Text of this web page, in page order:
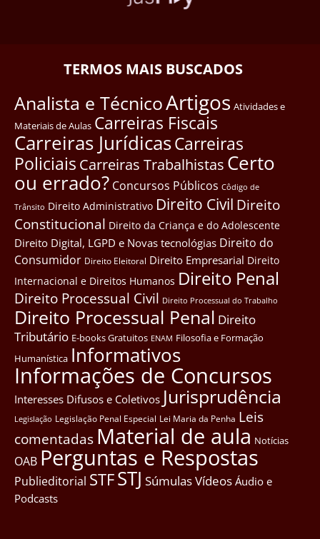
TERMOS MAIS BUSCADOS
Analista e TécnicoArtigos Atividades e
Materiais de Aulas Carreiras Fiscais
Carreiras JurídicasCarreiras
Policiais Carreiras Trabalhistas Certo
ou errado? Concursos Públicos Côdigo de
Trânsito Direito Administrativo Direito Civil Direito
Constitucional Direito da Criança e do Adolescente
Direito Digital, LGPD e Novas tecnológias Direito do
Consumidor Direito Eleitoral Direito Empresarial Direito
Internacional e Direitos Humanos Direito Penal
Direito Processual Civil Direito Processual do Trabalho
Direito Processual Penal Direito
Tributário E-books Gratuitos ENAM Filosofia e Formação
Humanística Informativos
Informações de Concursos
Interesses Difusos e Coletivos Jurisprudência
Legislação Legislação Penal Especial Lei Maria da Penha Leis
comentadas Material de aula Notícias
OAB Perguntas e Respostas
Publieditorial STFSTJ SúmulasVídeos Áudio e
Podcasts